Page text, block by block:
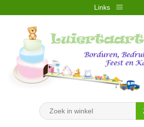
Links
REGISTREREN
WINKELWAGEN (0)